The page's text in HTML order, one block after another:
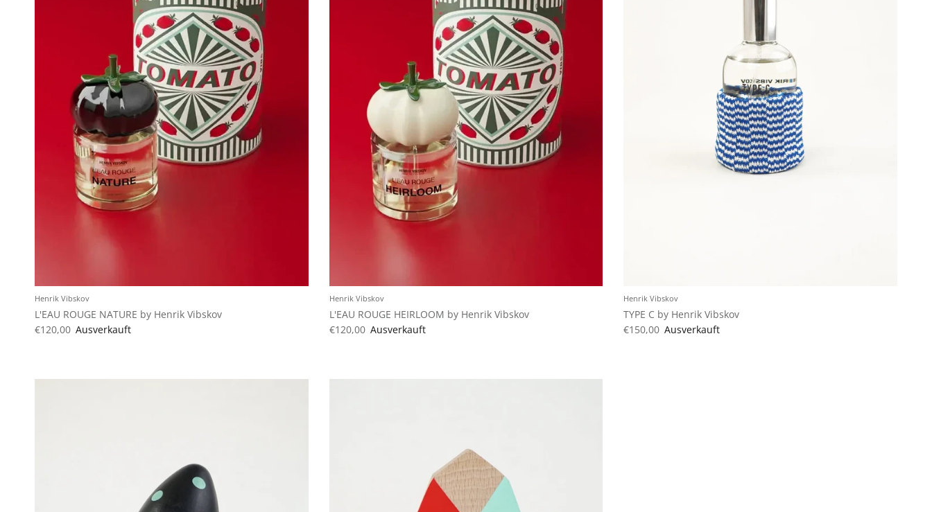
Henrik Vibskov
L'EAU ROUGE NATURE by Henrik Vibskov
€120,00 Ausverkauft
Henrik Vibskov
L'EAU ROUGE HEIRLOOM by Henrik Vibskov
€120,00 Ausverkauft
Henrik Vibskov
TYPE C by Henrik Vibskov
€150,00 Ausverkauft
SIGN UP FOR 10% OFF
Jetzt Newsletter abonnieren und exklusive Angebote erhalten
Abonnieren